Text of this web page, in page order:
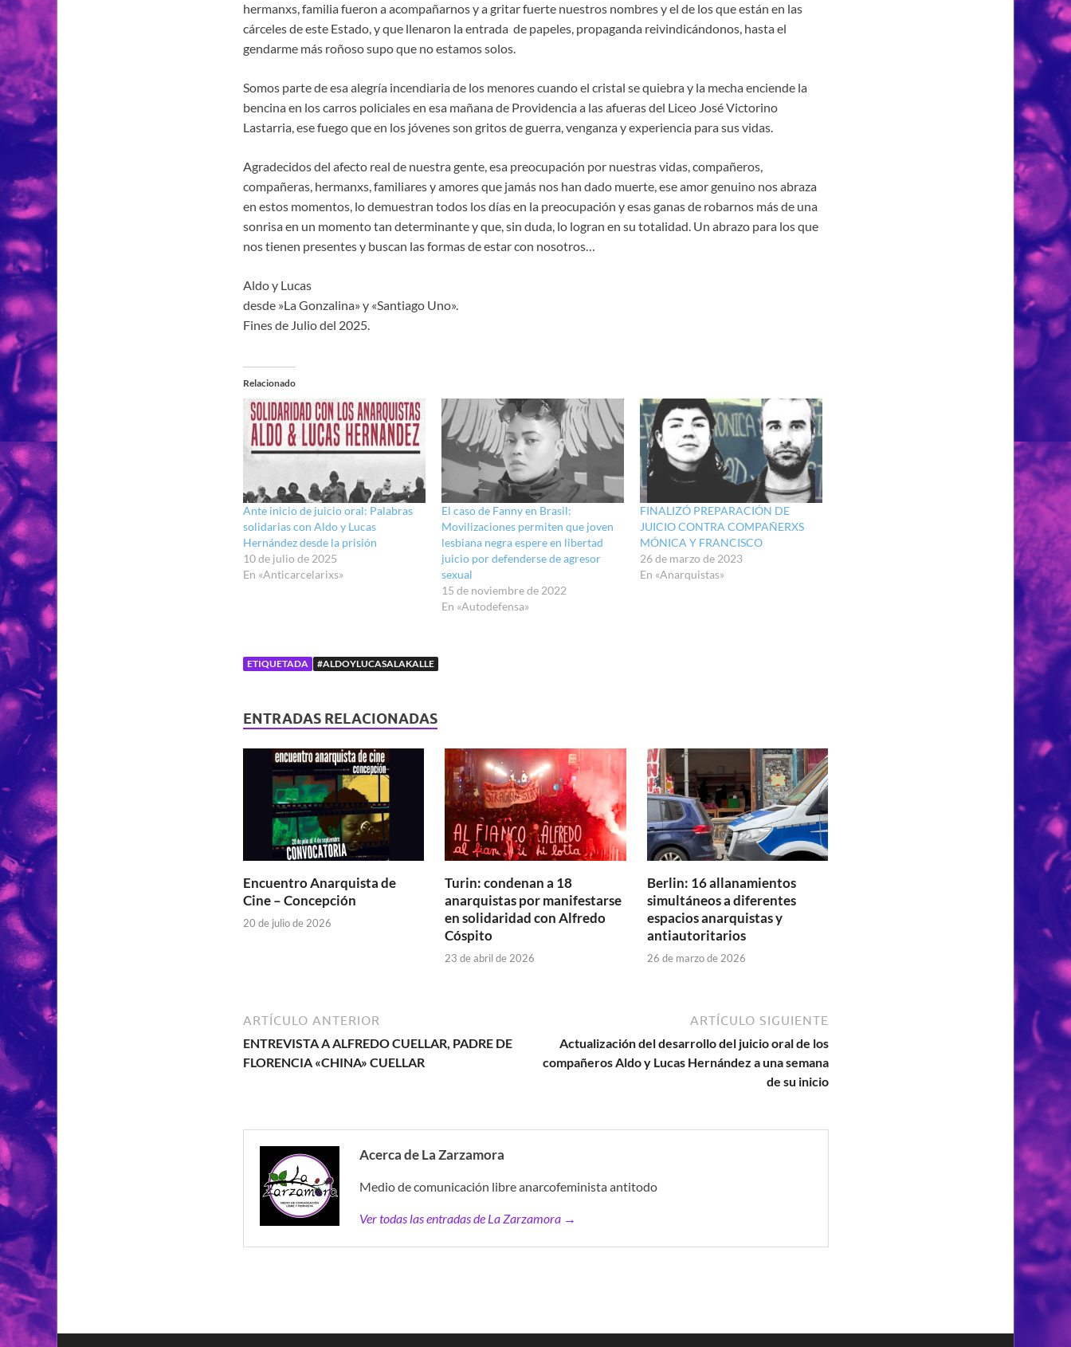
hermanxs, familia fueron a acompañarnos y a gritar fuerte nuestros nombres y el de los que están en las
cárceles de este Estado, y que llenaron la entrada de papeles, propaganda reivindicándonos, hasta el
gendarme más roñoso supo que no estamos solos.
Somos parte de esa alegría incendiaria de los menores cuando el cristal se quiebra y la mecha enciende la
bencina en los carros policiales en esa mañana de Providencia a las afueras del Liceo José Victorino
Lastarria, ese fuego que en los jóvenes son gritos de guerra, venganza y experiencia para sus vidas.
Agradecidos del afecto real de nuestra gente, esa preocupación por nuestras vidas, compañeros,
compañeras, hermanxs, familiares y amores que jamás nos han dado muerte, ese amor genuino nos abraza
en estos momentos, lo demuestran todos los días en la preocupación y esas ganas de robarnos más de una
sonrisa en un momento tan determinante y que, sin duda, lo logran en su totalidad. Un abrazo para los que
nos tienen presentes y buscan las formas de estar con nosotros…
Aldo y Lucas
desde »La Gonzalina» y «Santiago Uno».
Fines de Julio del 2025.
Relacionado
Ante inicio de juicio oral: Palabras
solidarias con Aldo y Lucas
Hernández desde la prisión
10 de julio de 2025
En «Anticarcelarixs»
El caso de Fanny en Brasil:
Movilizaciones permiten que joven
lesbiana negra espere en libertad
juicio por defenderse de agresor
sexual
15 de noviembre de 2022
En «Autodefensa»
FINALIZÓ PREPARACIÓN DE
JUICIO CONTRA COMPAÑERXS
MÓNICA Y FRANCISCO
26 de marzo de 2023
En «Anarquistas»
ETIQUETADA #ALDOYLUCASALAKALLE
ENTRADAS RELACIONADAS
Encuentro Anarquista de
Cine – Concepción
20 de julio de 2026
Turin: condenan a 18
anarquistas por manifestarse
en solidaridad con Alfredo
Cóspito
23 de abril de 2026
Berlin: 16 allanamientos
simultáneos a diferentes
espacios anarquistas y
antiautoritarios
26 de marzo de 2026
ARTÍCULO ANTERIOR
ENTREVISTA A ALFREDO CUELLAR, PADRE DE
FLORENCIA «CHINA» CUELLAR
ARTÍCULO SIGUIENTE
Actualización del desarrollo del juicio oral de los
compañeros Aldo y Lucas Hernández a una semana
de su inicio
Acerca de La Zarzamora
Medio de comunicación libre anarcofeminista antitodo
Ver todas las entradas de La Zarzamora →